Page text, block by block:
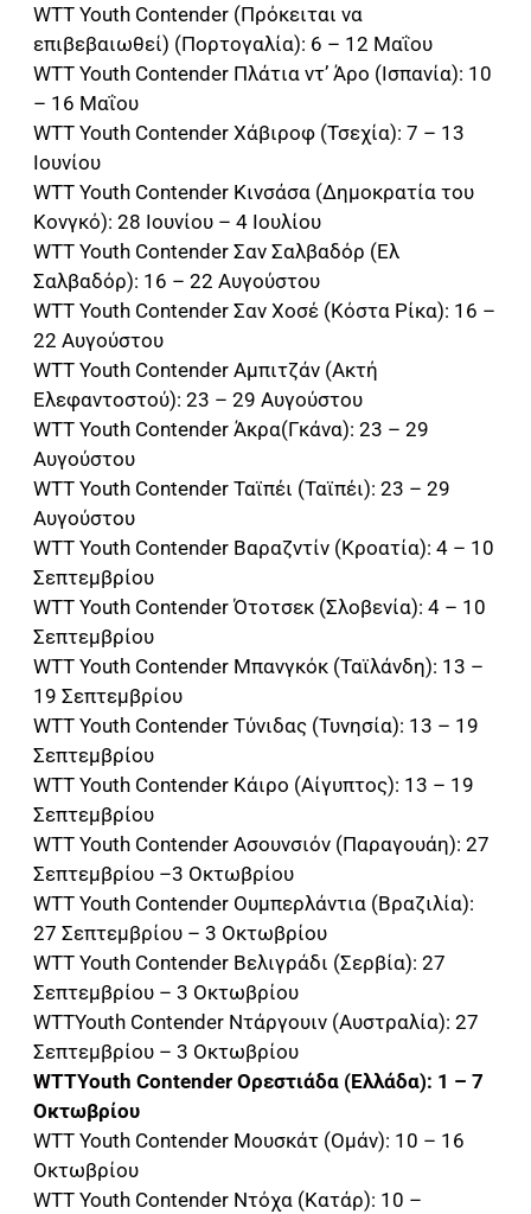
WTT Youth Contender (Πρόκειται να
επιβεβαιωθεί) (Πορτογαλία): 6 – 12 Μαΐου
WTT Youth Contender Πλάτια ντ’ Άρο (Ισπανία): 10
– 16 Μαΐου
WTT Youth Contender Χάβιροφ (Τσεχία): 7 – 13
Ιουνίου
WTT Youth Contender Κινσάσα (Δημοκρατία του
Κονγκό): 28 Ιουνίου – 4 Ιουλίου
WTT Youth Contender Σαν Σαλβαδόρ (Ελ
Σαλβαδόρ): 16 – 22 Αυγούστου
WTT Youth Contender Σαν Χοσέ (Κόστα Ρίκα): 16 –
22 Αυγούστου
WTT Youth Contender Αμπιτζάν (Ακτή
Ελεφαντοστού): 23 – 29 Αυγούστου
WTT Youth Contender Άκρα(Γκάνα): 23 – 29
Αυγούστου
WTT Youth Contender Ταϊπέι (Ταϊπέι): 23 – 29
Αυγούστου
WTT Youth Contender Βαραζντίν (Κροατία): 4 – 10
Σεπτεμβρίου
WTT Youth Contender Ότοτσεκ (Σλοβενία): 4 – 10
Σεπτεμβρίου
WTT Youth Contender Μπανγκόκ (Ταϊλάνδη): 13 –
19 Σεπτεμβρίου
WTT Youth Contender Τύνιδας (Τυνησία): 13 – 19
Σεπτεμβρίου
WTT Youth Contender Κάιρο (Αίγυπτος): 13 – 19
Σεπτεμβρίου
WTT Youth Contender Ασουνσιόν (Παραγουάη): 27
Σεπτεμβρίου –3 Οκτωβρίου
WTT Youth Contender Ουμπερλάντια (Βραζιλία):
27 Σεπτεμβρίου – 3 Οκτωβρίου
WTT Youth Contender Βελιγράδι (Σερβία): 27
Σεπτεμβρίου – 3 Οκτωβρίου
WTTYouth Contender Ντάργουιν (Αυστραλία): 27
Σεπτεμβρίου – 3 Οκτωβρίου
WTTYouth Contender Ορεστιάδα (Ελλάδα): 1 – 7
Οκτωβρίου
WTT Youth Contender Μουσκάτ (Ομάν): 10 – 16
Οκτωβρίου
WTT Youth Contender Ντόχα (Κατάρ): 10 –